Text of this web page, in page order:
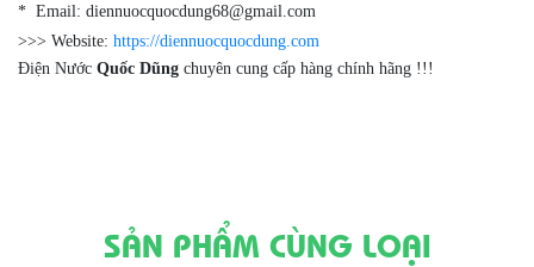
* Email: diennuocquocdung68@gmail.com
>>> Website: https://diennuocquocdung.com
Điện Nước Quốc Dũng chuyên cung cấp hàng chính hãng !!!
SẢN PHẨM CÙNG LOẠI